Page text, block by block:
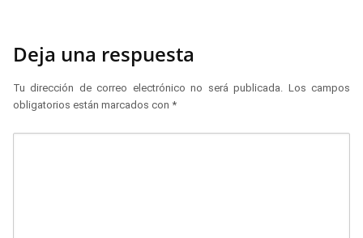
Deja una respuesta
Tu dirección de correo electrónico no será publicada. Los campos
obligatorios están marcados con *